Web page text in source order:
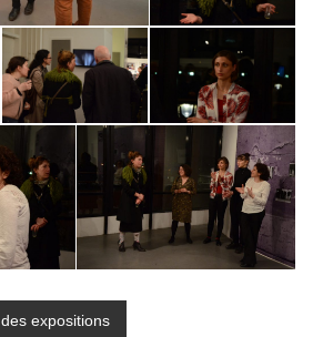
expositions